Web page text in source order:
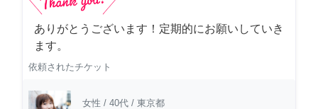
ありがとうございます！定期的にお願いしていき
ます。
依頼されたチケット
女性 / 40代 / 東京都